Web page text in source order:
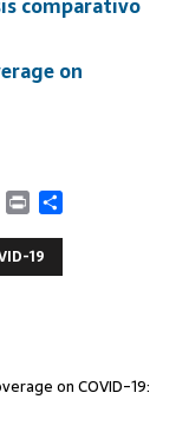
comparativo
on
C P
i
n
r
19
on COVID-19: